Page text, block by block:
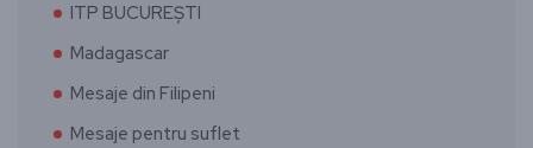
ITP BUCUREȘTI
Madagascar
Mesaje din Filipeni
Mesaje pentru suflet